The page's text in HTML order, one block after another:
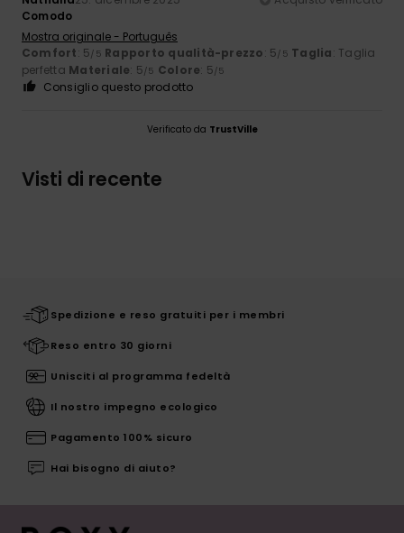
Comodo
Mostra originale - Português
Comfort: 5/5 Rapporto qualità-prezzo: 5/5 Taglia: Taglia
perfetta Materiale: 5/5 Colore: 5/5
Consiglio questo prodotto
Verificato da TrustVille
Visti di recente
Spedizione e reso gratuiti per i membri
Reso entro 30 giorni
Unisciti al programma fedeltà
Il nostro impegno ecologico
Pagamento 100% sicuro
Hai bisogno di aiuto?